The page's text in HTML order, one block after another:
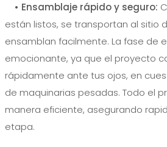
• Ensamblaje rápido y seguro:
están listos, se transportan al sitio
ensamblan facilmente. La fase de
emocionante, ya que el proyecto
rápidamente ante tus ojos, en
de maquinarias pesadas. Todo el
manera eficiente, asegurando
etapa.